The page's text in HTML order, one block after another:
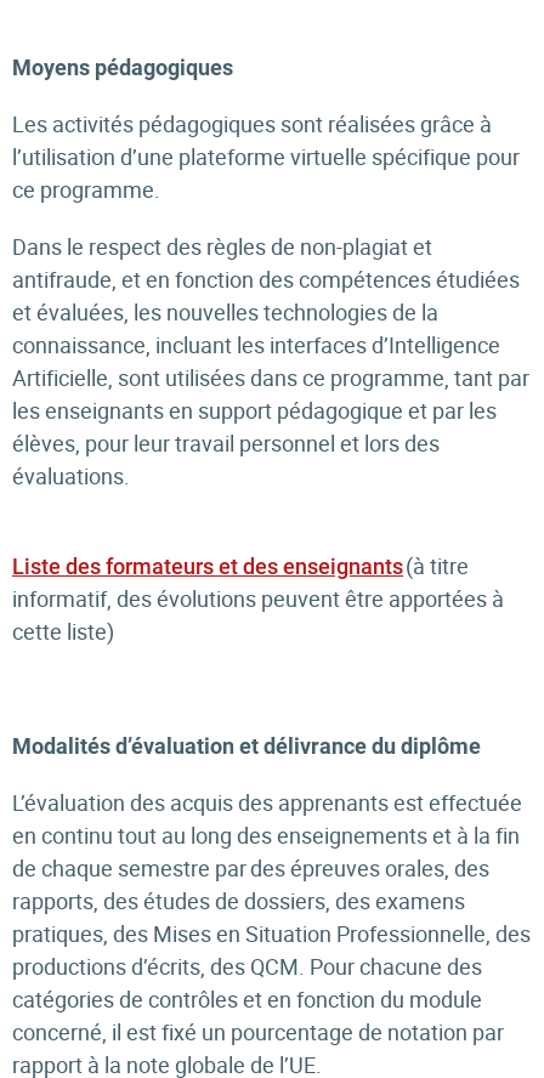
Moyens pédagogiques
Les activités pédagogiques sont réalisées grâce à
l’utilisation d’une plateforme virtuelle spécifique pour
ce programme.
Dans le respect des règles de non-plagiat et
antifraude, et en fonction des compétences étudiées
et évaluées, les nouvelles technologies de la
connaissance, incluant les interfaces d’Intelligence
Artificielle, sont utilisées dans ce programme, tant par
les enseignants en support pédagogique et par les
élèves, pour leur travail personnel et lors des
évaluations.
Liste des formateurs et des enseignants(à titre
informatif, des évolutions peuvent être apportées à
cette liste)
Modalités d’évaluation et délivrance du diplôme
L’évaluation des acquis des apprenants est effectuée
en continu tout au long des enseignements et à la fin
de chaque semestre par des épreuves orales, des
rapports, des études de dossiers, des examens
pratiques, des Mises en Situation Professionnelle, des
productions d’écrits, des QCM. Pour chacune des
catégories de contrôles et en fonction du module
concerné, il est fixé un pourcentage de notation par
rapport à la note globale de l’UE.